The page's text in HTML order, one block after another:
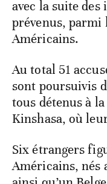
avec la suite
prévenus,
Américains.
Au total 51
sont poursuivis
tous détenus à
Kinshasa, où
Six étrangers
Américains, nés